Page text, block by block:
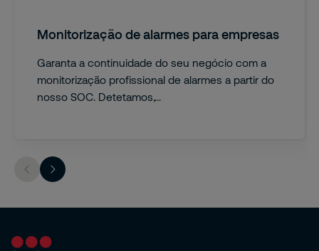
Monitorização de alarmes para empresas
Garanta a continuidade do seu negócio com a
monitorização profissional de alarmes a partir do
nosso SOC. Detetamos,...